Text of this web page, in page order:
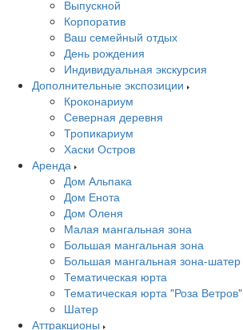
Выпускной
Корпоратив
Ваш семейный отдых
День рождения
Индивидуальная экскурсия
Дополнительные экспозиции
Кроконариум
Северная деревня
Тропикариум
Хаски Остров
Аренда
Дом Альпака
Дом Енота
Дом Оленя
Малая мангальная зона
Большая мангальная зона
Большая мангальная зона-шатер
Тематическая юрта
Тематическая юрта "Роза Ветров"
Шатер
Аттракционы